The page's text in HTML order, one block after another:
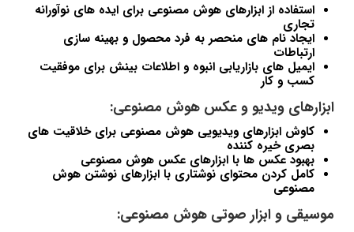
استفاده از ابزارهای هوش مصنوعی برای ایده های نوآورانه
تجاری
ایجاد نام های منحصر به فرد محصول و بهینه سازی
ارتباطات
ایمیل های بازاریابی انبوه و اطلاعات بینش برای موفقیت
کسب و کار
ابزارهای ویدیو و عکس هوش مصنوعی:
کاوش ابزارهای ویدیویی هوش مصنوعی برای خلاقیت های
بصری خیره کننده
بهبود عکس ها با ابزارهای عکس هوش مصنوعی
کامل کردن محتوای نوشتاری با ابزارهای نوشتن هوش
مصنوعی
موسیقی و ابزار صوتی هوش مصنوعی: